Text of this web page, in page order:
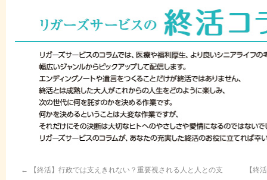
←
【終活】行政では支えきれない？重要視される人と人との支
【終